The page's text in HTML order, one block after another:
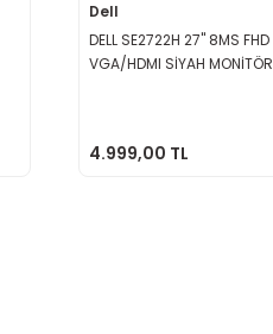
Dell
DELL SE2722H 27'' 8MS FHD
VGA/HDMI SİYAH MONİTÖR
4.999,00 TL